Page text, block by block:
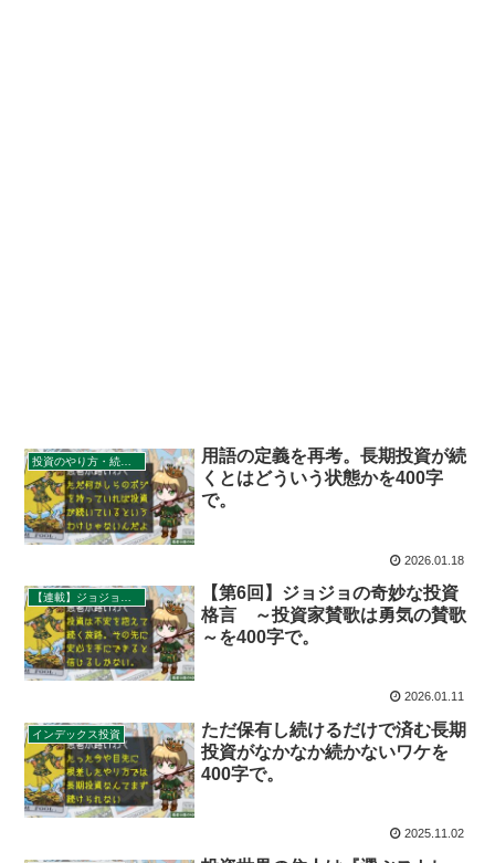
投資のやり方・続け方
用語の定義を再考。長期投資が続
くとはどういう状態かを400字
で。
2026.01.18
【連載】ジョジョの奇妙な投資格言
【第6回】ジョジョの奇妙な投資
格言 ～投資家賛歌は勇気の賛歌
～を400字で。
2026.01.11
インデックス投資
ただ保有し続けるだけで済む長期
投資がなかなか続かないワケを
400字で。
2025.11.02